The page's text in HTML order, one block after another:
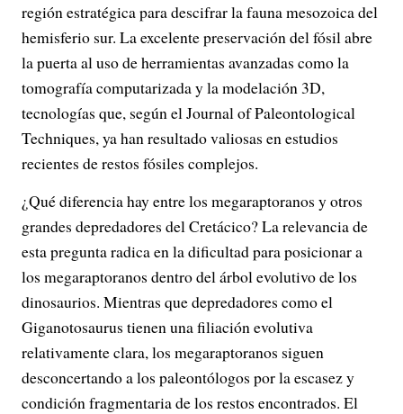
región estratégica para descifrar la fauna mesozoica del
hemisferio sur. La excelente preservación del fósil abre
la puerta al uso de herramientas avanzadas como la
tomografía computarizada y la modelación 3D,
tecnologías que, según el Journal of Paleontological
Techniques, ya han resultado valiosas en estudios
recientes de restos fósiles complejos.
¿Qué diferencia hay entre los megaraptoranos y otros
grandes depredadores del Cretácico? La relevancia de
esta pregunta radica en la dificultad para posicionar a
los megaraptoranos dentro del árbol evolutivo de los
dinosaurios. Mientras que depredadores como el
Giganotosaurus tienen una filiación evolutiva
relativamente clara, los megaraptoranos siguen
desconcertando a los paleontólogos por la escasez y
condición fragmentaria de los restos encontrados. El